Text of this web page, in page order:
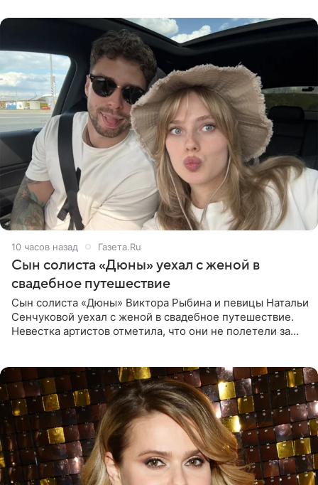
10 часов назад Газета.Ru
Сын солиста «Дюны» уехал с женой в
свадебное путешествие
Сын солиста «Дюны» Виктора Рыбина и певицы Натальи
Сенчуковой уехал с женой в свадебное путешествие.
Невестка артистов отметила, что они не полетели за